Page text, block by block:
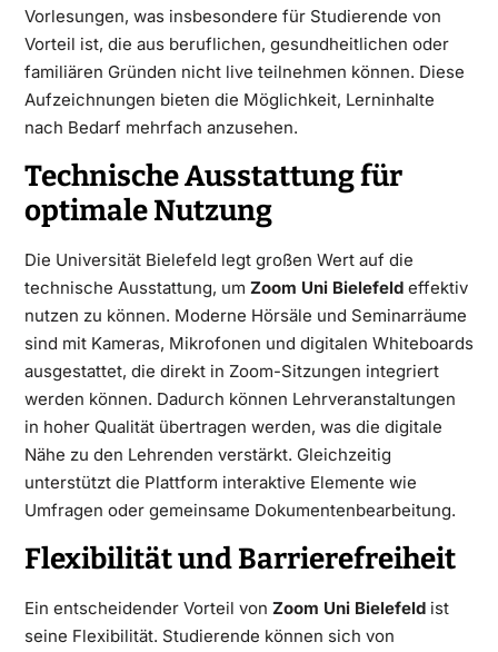
Vorlesungen, was insbesondere für Studierende von
Vorteil ist, die aus beruflichen, gesundheitlichen oder
familiären Gründen nicht live teilnehmen können. Diese
Aufzeichnungen bieten die Möglichkeit, Lerninhalte
nach Bedarf mehrfach anzusehen.
Technische Ausstattung für
optimale Nutzung
Die Universität Bielefeld legt großen Wert auf die
technische Ausstattung, um Zoom Uni Bielefeldeffektiv
nutzen zu können. Moderne Hörsäle und Seminarräume
sind mit Kameras, Mikrofonen und digitalen Whiteboards
ausgestattet, die direkt in Zoom-Sitzungen integriert
werden können. Dadurch können Lehrveranstaltungen
in hoher Qualität übertragen werden, was die digitale
Nähe zu den Lehrenden verstärkt. Gleichzeitig
unterstützt die Plattform interaktive Elemente wie
Umfragen oder gemeinsame Dokumentenbearbeitung.
Flexibilität und Barrierefreiheit
Ein entscheidender Vorteil von Zoom Uni Bielefeldist
seine Flexibilität. Studierende können sich von